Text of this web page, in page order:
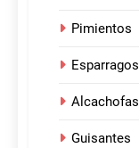
Pimientos
Esparragos
Alcachofas
Guisantes